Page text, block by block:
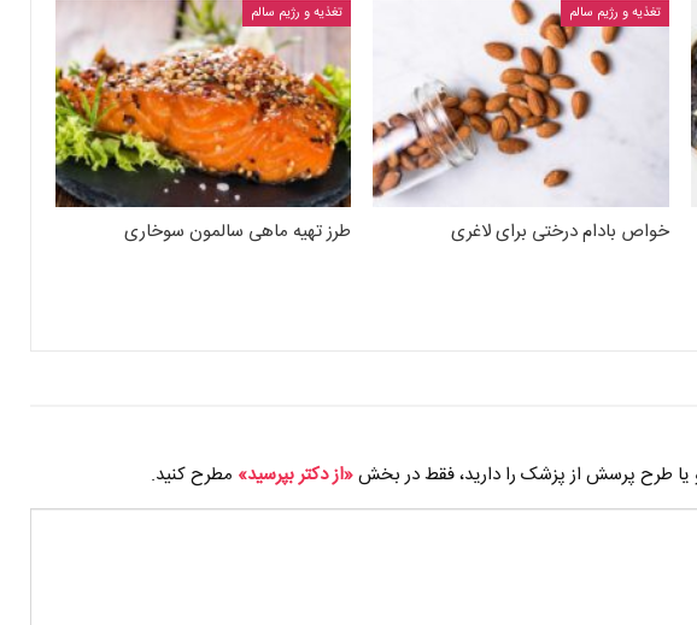
تغذیه و رژیم سالم
خواص بادام درختی برای لاغری
تغذیه و رژیم سالم
طرز تهیه ماهی سالمون سوخاری
و یا طرح پرسش از پزشک را دارید، فقط در بخش«از دکتر بپرسید» مطرح کنید.